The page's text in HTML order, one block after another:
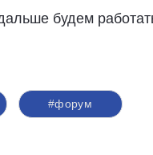
будем
#форум